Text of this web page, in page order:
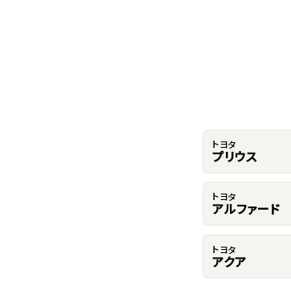
トヨタ
プリウス
トヨタ
アルファード
トヨタ
アクア